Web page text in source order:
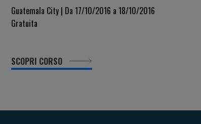
Morbidity And
Prematurecardiovascular
Mortality In Latin America"
Guatemala City | Da 17/10/2016 a 18/10/2016
Gratuita
SCOPRI CORSO